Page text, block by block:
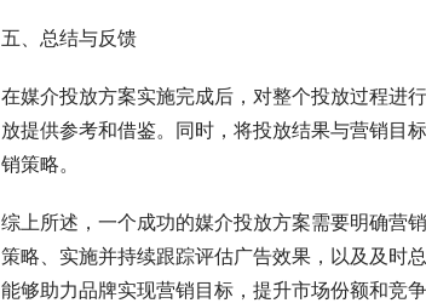
五、总结与反馈
在媒介投放方案实施完成后，对整个投放过程进
放提供参考和借鉴。同时，将投放结果与营销目
销策略。
综上所述，一个成功的媒介投放方案需要明确营
策略、实施并持续跟踪评估广告效果，以及及时
能够助力品牌实现营销目标，提升市场份额和竞争